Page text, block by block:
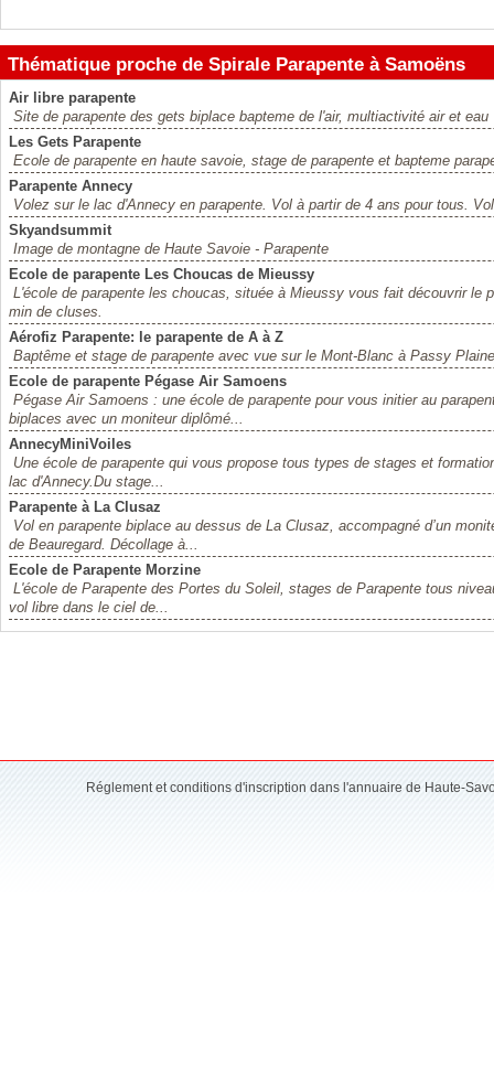
Thématique proche de Spirale Parapente à Samoëns
Air libre parapente
Site de parapente des gets biplace bapteme de l'air, multiactivité air et eau
Les Gets Parapente
Ecole de parapente en haute savoie, stage de parapente et bapteme
Parapente Annecy
Volez sur le lac d'Annecy en parapente. Vol à partir de 4 ans pour tous.
Skyandsummit
Image de montagne de Haute Savoie - Parapente
Ecole de parapente Les Choucas de Mieussy
L'école de parapente les choucas, située à Mieussy vous fait découvrir le
min de cluses.
Aérofiz Parapente: le parapente de A à Z
Baptême et stage de parapente avec vue sur le Mont-Blanc à Passy
Ecole de parapente Pégase Air Samoens
Pégase Air Samoens : une école de parapente pour vous initier au
biplaces avec un moniteur diplômé...
AnnecyMiniVoiles
Une école de parapente qui vous propose tous types de stages et
lac d'Annecy.Du stage...
Parapente à La Clusaz
Vol en parapente biplace au dessus de La Clusaz, accompagné d’un
de Beauregard. Décollage à...
Ecole de Parapente Morzine
L'école de Parapente des Portes du Soleil, stages de Parapente tous
vol libre dans le ciel de...
Réglement et conditions d'inscription dans l'annuaire de Haute-